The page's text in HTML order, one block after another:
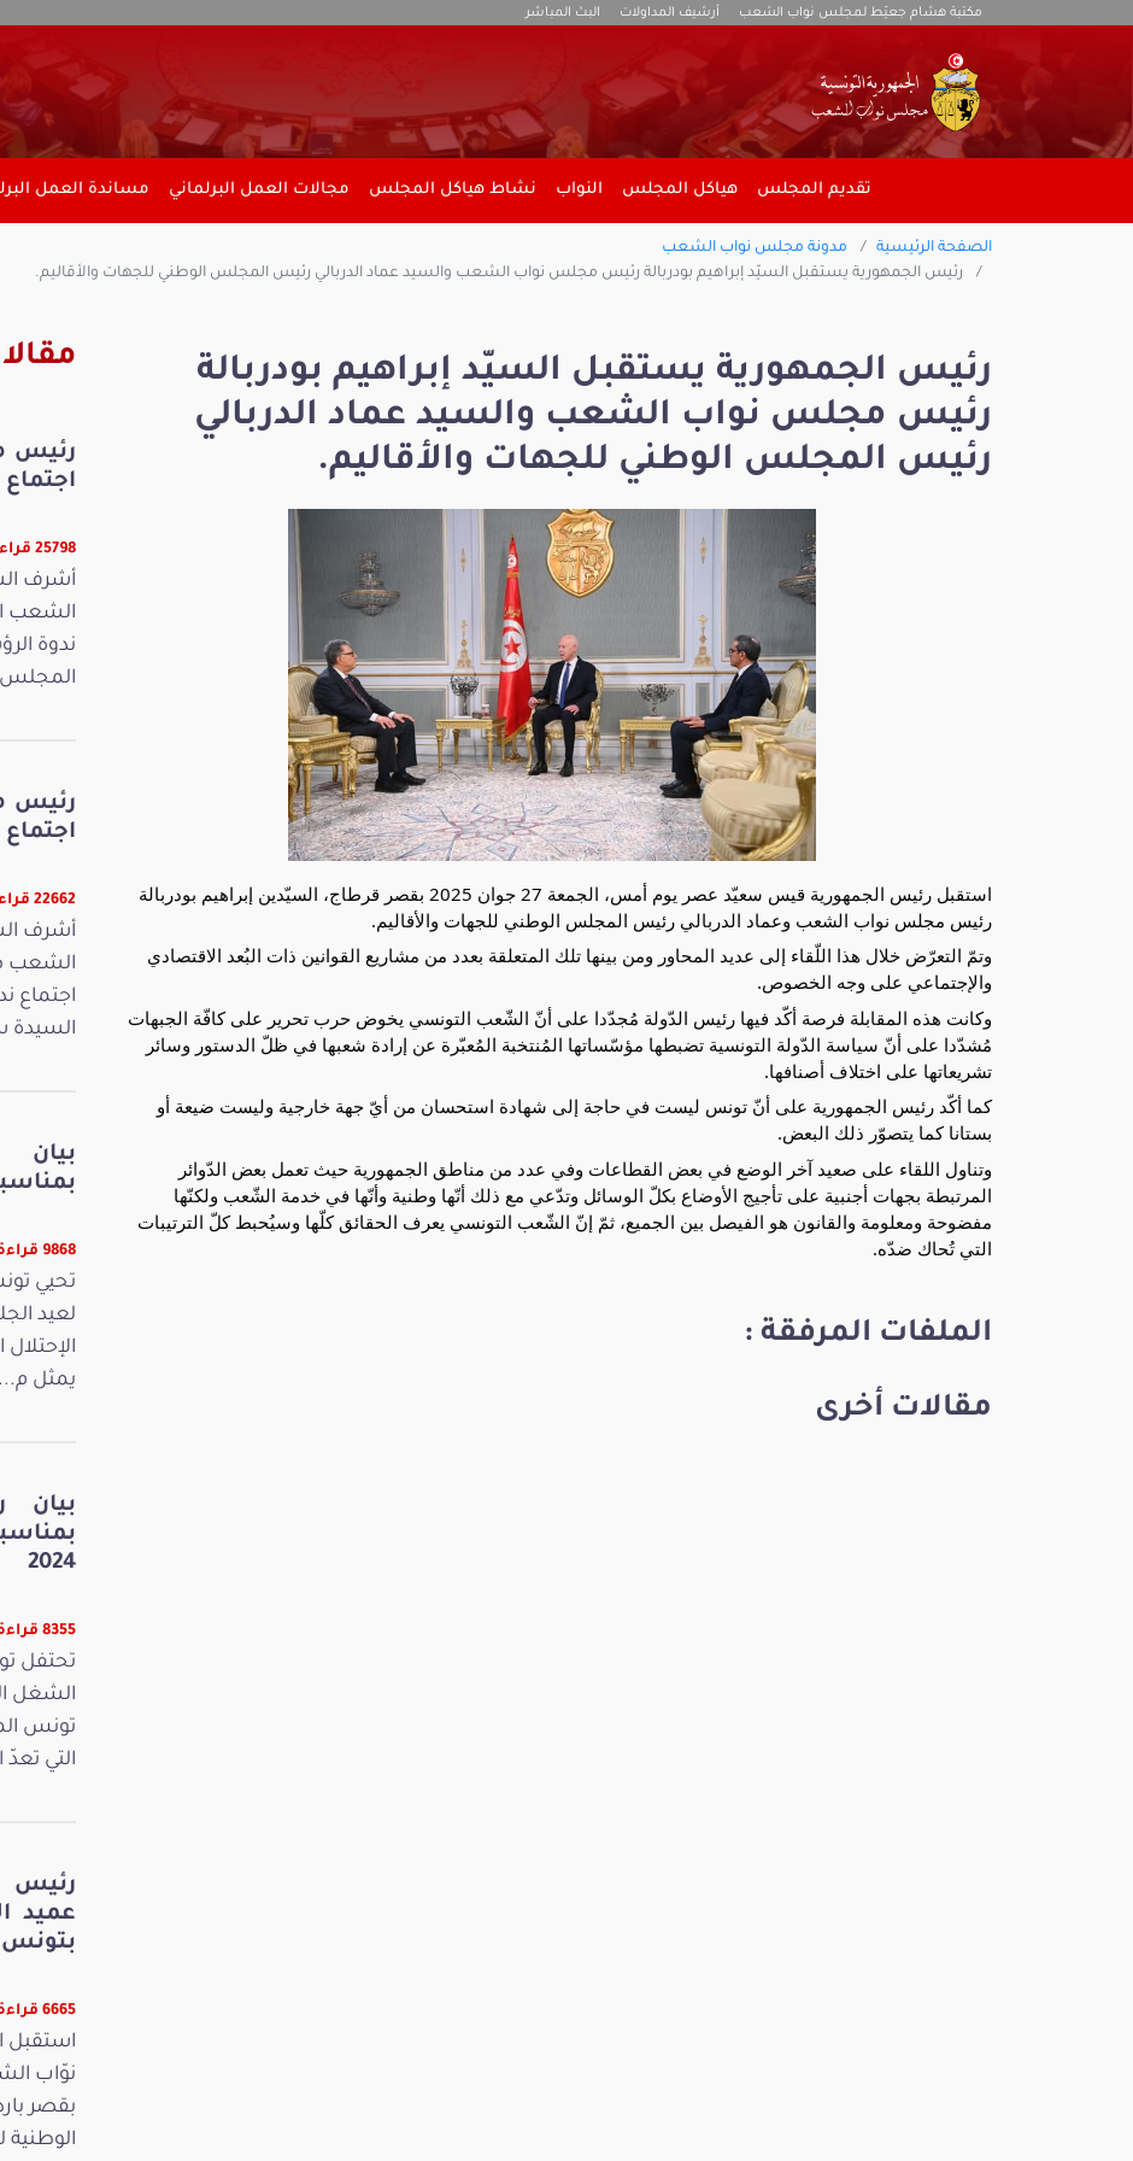
مكتبة هشام جعيّط لمجلس نواب الشعب أرشيف المداولات البث المباشر
تقديم المجلس هياكل المجلس النواب نشاط هياكل المجلس مجالات العمل البرلماني مساندة العمل
الصفحة الرئيسية
مدونة مجلس نواب الشعب
رئيس الجمهورية يستقبل السيّد إبراهيم بودربالة رئيس مجلس نواب الشعب والسيد عماد الدربالي رئيس المجلس الوطني للجهات والأقاليم.
رئيس الجمهورية يستقبل السيّد إبراهيم بودربالة
رئيس مجلس نواب الشعب والسيد عماد الدربالي
رئيس المجلس الوطني للجهات والأقاليم.
استقبل رئيس الجمهورية قيس سعيّد عصر يوم أمس، الجمعة 27 جوان 2025 بقصر قرطاج، السيّدين إبراهيم بودربالة
رئيس مجلس نواب الشعب وعماد الدربالي رئيس المجلس الوطني للجهات والأقاليم.
وتمّ التعرّض خلال هذا اللّقاء إلى عديد المحاور ومن بينها تلك المتعلقة بعدد من مشاريع القوانين ذات البُعد الاقتصادي
والإجتماعي على وجه الخصوص.
وكانت هذه المقابلة فرصة أكّد فيها رئيس الدّولة مُجدّدا على أنّ الشّعب التونسي يخوض حرب تحرير على كافّة الجبهات
مُشدّدا على أنّ سياسة الدّولة التونسية تضبطها مؤسّساتها المُنتخبة المُعبّرة عن إرادة شعبها في ظلّ الدستور وسائر
تشريعاتها على اختلاف أصنافها.
كما أكّد رئيس الجمهورية على أنّ تونس ليست في حاجة إلى شهادة استحسان من أيّ جهة خارجية وليست ضيعة أو
بستانا كما يتصوّر ذلك البعض.
وتناول اللقاء على صعيد آخر الوضع في بعض القطاعات وفي عدد من مناطق الجمهورية حيث تعمل بعض الدّوائر
المرتبطة بجهات أجنبية على تأجيج الأوضاع بكلّ الوسائل وتدّعي مع ذلك أنّها وطنية وأنّها في خدمة الشّعب ولكنّها
مفضوحة ومعلومة والقانون هو الفيصل بين الجميع، ثمّ إنّ الشّعب التونسي يعرف الحقائق كلّها وسيُحبط كلّ الترتيبات
التي تُحاك ضدّه.
الملفات المرفقة :
مقالات أخرى
رئيس
25798 قراءة
أشرف
ندوة
المجلس
رئيس
22662 قراءة
أشرف
اجتماع
السيدة
9868 قراءة
لعيد
يمثل م...
2024
8355 قراءة
الشغل
تونس
التي
رئيس
عميد
بتونس
6665 قراءة
استقبل
بقصر
الوطنية